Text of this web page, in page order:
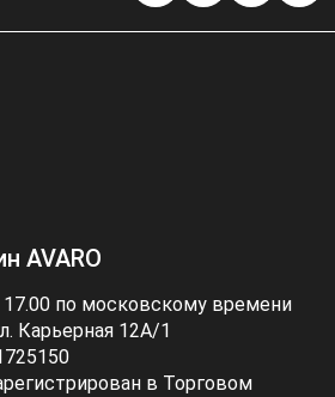
AVARO
по московскому времени
Карьерная 12А/1
в Торговом